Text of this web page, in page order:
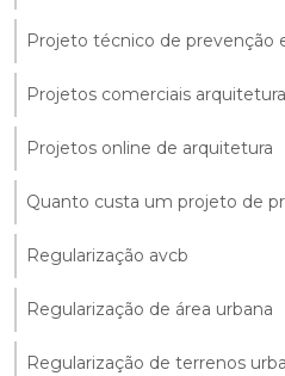
Projeto técnico de prevenção
Projetos comerciais arquitetura
Projetos online de arquitetura
Quanto custa um projeto de
Regularização avcb
Regularização de área urbana
Regularização de terrenos